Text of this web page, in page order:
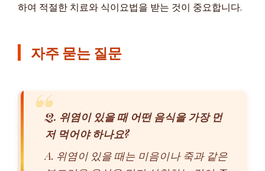
하여 적절한 치료와 식이요법을 받는 것이 중요합니다.
자주 묻는 질문
Q. 위염이 있을 때 어떤 음식을 가장 먼
저 먹어야 하나요?
A. 위염이 있을 때는 미음이나 죽과 같은